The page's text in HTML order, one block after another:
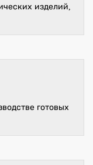
изделий,
готовых